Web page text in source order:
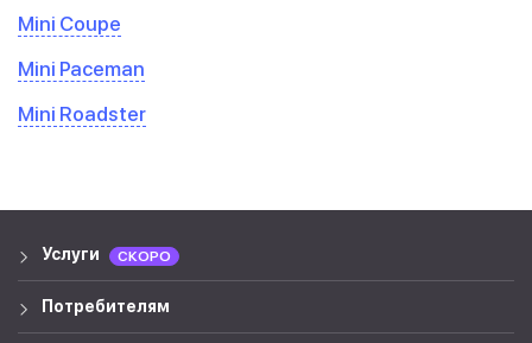
Mini Coupe
Mini Paceman
Mini Roadster
Услуги СКОРО
Потребителям